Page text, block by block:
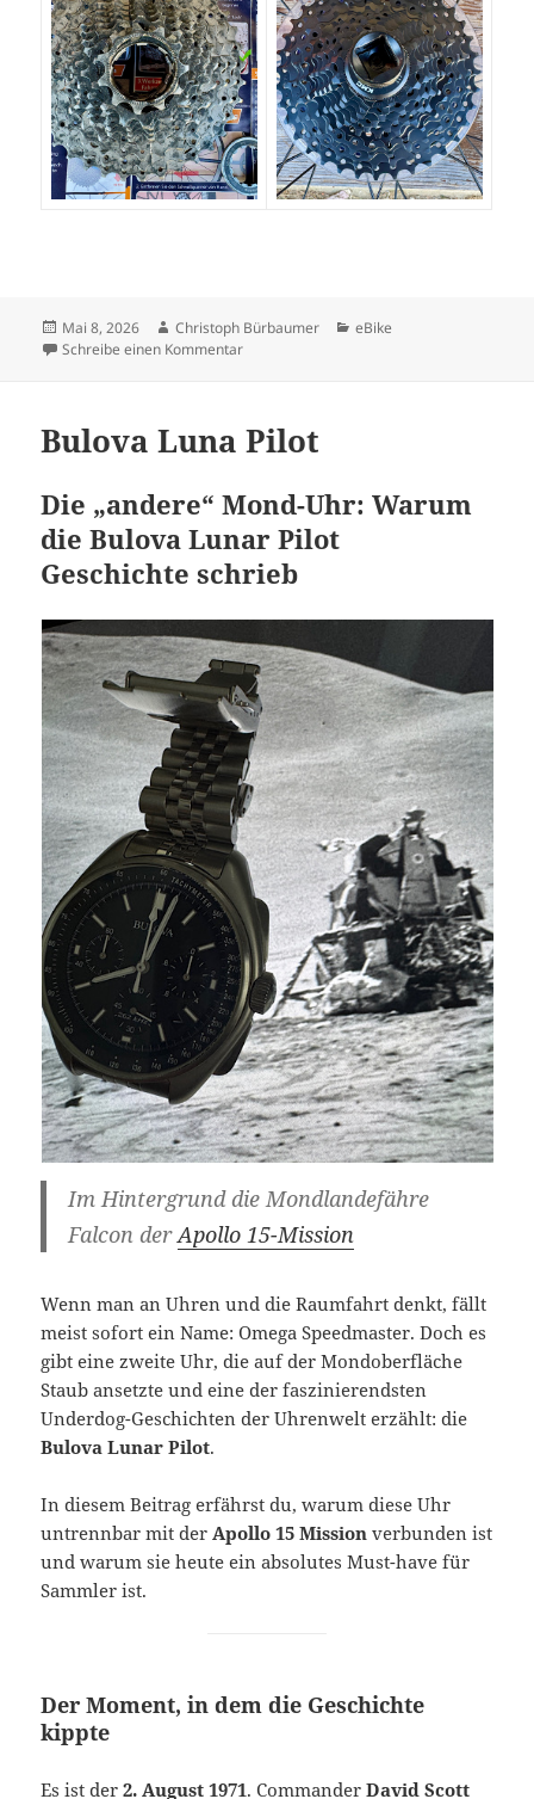
Veröffentlicht
am
Mai 8, 2026 Autor
Christoph Bürbaumer Kategorien
eBike
Schreibe einen Kommentarzu eBike Saison 2026
Bulova Luna Pilot
Die „andere“ Mond-Uhr: Warum
die Bulova Lunar Pilot
Geschichte schrieb
Im Hintergrund die Mondlandefähre
Falcon derApollo 15-Mission
Wenn man an Uhren und die Raumfahrt denkt, fällt
meist sofort ein Name: Omega Speedmaster. Doch es
gibt eine zweite Uhr, die auf der Mondoberfläche
Staub ansetzte und eine der faszinierendsten
Underdog-Geschichten der Uhrenwelt erzählt: die
Bulova Lunar Pilot.
In diesem Beitrag erfährst du, warum diese Uhr
untrennbar mit derApollo 15 Mission verbunden ist
und warum sie heute ein absolutes Must-have für
Sammler ist.
Der Moment, in dem die Geschichte
kippte
Es ist der2. August 1971. CommanderDavid Scott